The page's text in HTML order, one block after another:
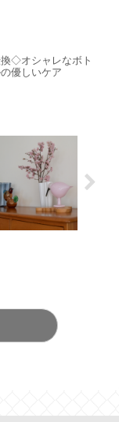
◇オシャレなボト
優しいケア